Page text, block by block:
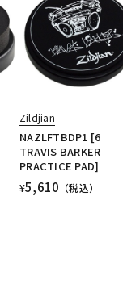
Zildjian
NAZLFTBDP1 [6
TRAVIS BARKER
PRACTICE PAD]
¥5,610 （税込）